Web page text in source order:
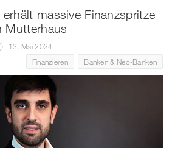
massive Finanzspritze
Mutterhaus
13. Mai 2024
Finanzieren
Banken & Neo-Banken